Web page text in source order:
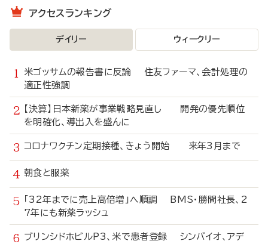
アクセスランキング
デイリー ウィークリー
米ゴッサムの報告書に反論 住友ファーマ、会計処理の
適正性強調
【決算】日本新薬が事業戦略見直し 開発の優先順位
を明確化、導出入を盛んに
コロナワクチン定期接種、きょう開始 来年3月まで
朝食と服薬
「32年までに売上高倍増」へ順調 BMS・勝間社長、2
7年にも新薬ラッシュ
ブリンシドホビルP3、米で患者登録 シンバイオ、アデ